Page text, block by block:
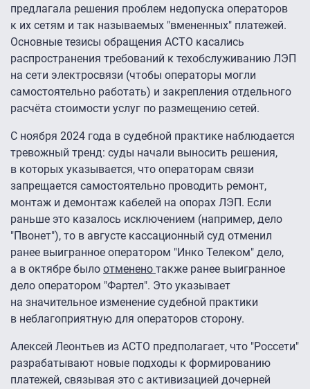
предлагала решения проблем недопуска операторов
к их сетям и так называемых "вмененных" платежей.
Основные тезисы обращения АСТО касались
распространения требований к техобслуживанию ЛЭП
на сети электросвязи (чтобы операторы могли
самостоятельно работать) и закрепления отдельного
расчёта стоимости услуг по размещению сетей.
С ноября 2024 года в судебной практике наблюдается
тревожный тренд: суды начали выносить решения,
в которых указывается, что операторам связи
запрещается самостоятельно проводить ремонт,
монтаж и демонтаж кабелей на опорах ЛЭП. Если
раньше это казалось исключением (например, дело
"Пвонет"), то в августе кассационный суд отменил
ранее выигранное оператором "Инко Телеком" дело,
а в октябре было отменено также ранее выигранное
дело оператором "Фартел". Это указывает
на значительное изменение судебной практики
в неблагоприятную для операторов сторону.
Алексей Леонтьев из АСТО предполагает, что "Россети"
разрабатывают новые подходы к формированию
платежей, связывая это с активизацией дочерней